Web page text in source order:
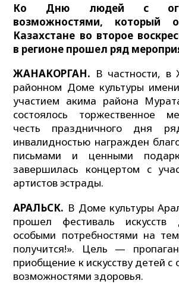
Ко Дню людей с
возможностями, который
Казахстане во второе
в регионе прошел ряд
ЖАНАКОРГАН. В частности, в
районном Доме культуры
участием акима района
состоялось торжественное
честь праздничного дня
инвалидностью награжден
письмами и ценными
завершилась концертом с
артистов эстрады.
АРАЛЬСК. В Доме культуры
прошел фестиваль
особыми потребностями на
получится!». Цель —
приобщение к искусству детей
возможностями здоровья.